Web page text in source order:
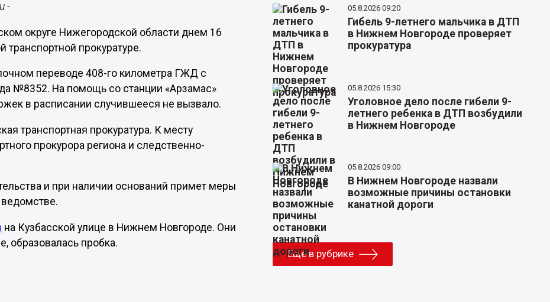
-
округе Нижегородской области днем 16
прокуратуре.
переводе 408-го километра ГЖД с
№8352. На помощь со станции «Арзамас»
в расписании случившееся не вызвало.
транспортная прокуратура. К месту
прокурора региона и следственно-
и при наличии оснований примет меры
ведомстве.
на Кузбасской улице в Нижнем Новгороде. Они
образовалась пробка.
05.8.2026 09:20
Гибель 9-летнего мальчика в ДТП
в Нижнем Новгороде проверяет
прокуратура
05.8.2026 15:30
Уголовное дело после гибели 9-
летнего ребенка в ДТП возбудили
в Нижнем Новгороде
05.8.2026 09:00
В Нижнем Новгороде назвали
возможные причины остановки
канатной дороги
Еще в рубрике